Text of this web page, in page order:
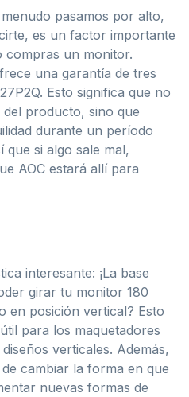
pasamos por alto,
es un factor importante
compras un monitor.
una garantía de tres
Esto significa que no
producto, sino que
durante un período
que si algo sale mal,
AOC estará allí para
interesante: ¡La base
girar tu monitor 180
en posición vertical? Esto
para los maquetadores
verticales. Además,
cambiar la forma en que
nuevas formas de